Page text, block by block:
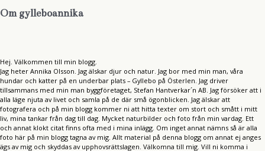
fOm gylleboannika
Hej. Välkommen till min blogg.
Jag heter Annika Olsson. Jag älskar djur och natur. Jag bor med min man, våra
hundar och katter på en underbar plats – Gyllebo på Österlen. Jag driver
tillsammans med min man byggföretaget, Stefan Hantverkar´n AB. Jag försöker att i
alla läge njuta av livet och samla på de där små ögonblicken. Jag älskar att
fotografera och på min blogg kommer ni att hitta texter om stort och smått i mitt
liv, mina tankar från dag till dag. Mycket naturbilder och foto från min vardag. Ett
och annat klokt citat finns ofta med i mina inlägg. Om inget annat nämns så är alla
foto här på min blogg tagna av mig. Allt material på denna blogg om annat ej anges
ägs av mig och skyddas av upphovsrättslagen. Välkomna till mig. Vill ni komma i